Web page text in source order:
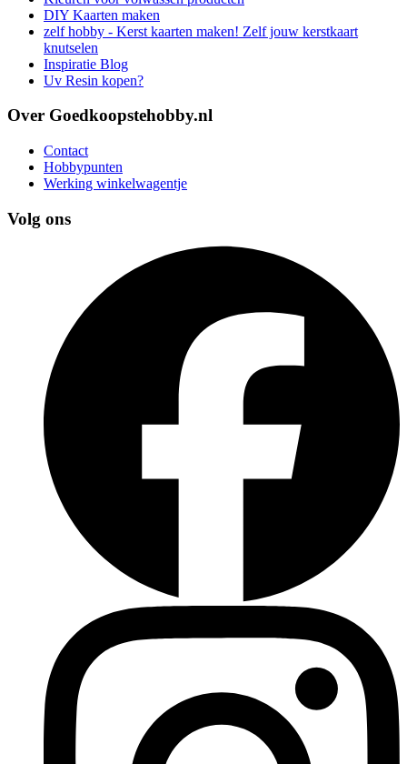
DIY Kaarten maken
zelf hobby - Kerst kaarten maken! Zelf jouw kerstkaart
knutselen
Inspiratie Blog
Uv Resin kopen?
Over Goedkoopstehobby.nl
Contact
Hobbypunten
Werking winkelwagentje
Volg ons